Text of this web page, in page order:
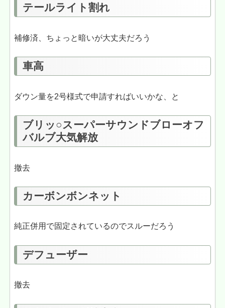
テールライト割れ
補修済、ちょっと暗いが大丈夫だろう
車高
ダウン量を2号様式で申請すればいいかな、と
ブリッ○スーパーサウンドブローオフ
バルブ大気解放
撤去
カーボンボンネット
純正併用で固定されているのでスルーだろう
デフューザー
撤去